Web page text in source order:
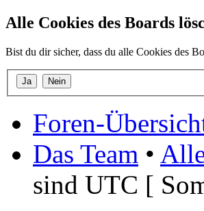
Alle Cookies des Boards
Bist du dir sicher, dass du alle Cookies des
Foren-
Das Team •
sind UTC [